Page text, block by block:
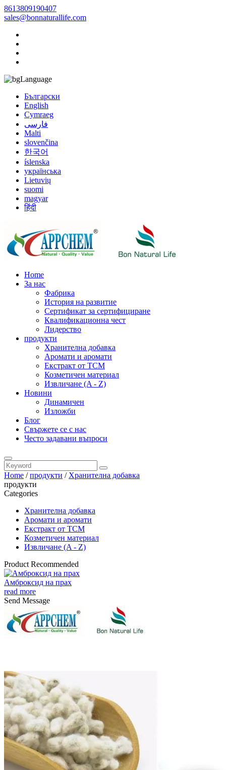
8613809190407
sales@bonnaturallife.com
Language
Български
English
Cymraeg
فارسی
Malti
slovenčina
한국어
íslenska
українська
Lietuvių
suomi
magyar
हिंदी
Home
За нас
Фабрика
История на развитие
Сертификат за сертифициране
Квалификационна чест
Лидерство
продукти
Хранителна добавка
Аромати и аромати
Екстракт от TCM
Козметичен материал
Извличане (A - Z)
Новини
Динамичен
Изложби
Блог
Свържете се с нас
Често задавани въпроси
Home /продукти / Хранителна добавка
продукти
Categories
Хранителна добавка
Аромати и аромати
Екстракт от TCM
Козметичен материал
Извличане (A - Z)
Product Recommended
Амброксид на прах
read more
Send Message